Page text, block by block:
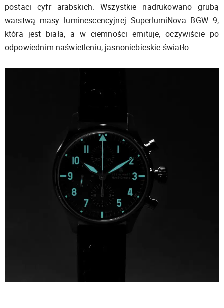
postaci cyfr arabskich. Wszystkie nadrukowano grubą
warstwą masy luminescencyjnej SuperlumiNova BGW 9,
która jest biała, a w ciemności emituje, oczywiście po
odpowiednim naświetleniu, jasnoniebieskie światło.